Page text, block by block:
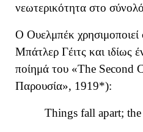
νεωτερικότητα στο
Ο Ουελμπέκ χρησιμοποιεί
Μπάτλερ Γέιτς και ιδίως
ποίημά του «The Second
Παρουσία», 1919*):
Things fall apart;